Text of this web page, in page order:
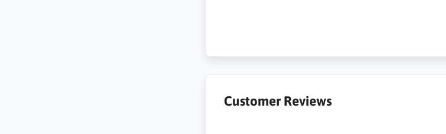
Customer Reviews